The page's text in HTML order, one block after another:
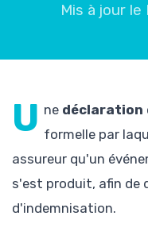
Mis à jour
U ne déclaration
formelle par
assureur qu'un
s'est produit, afin de
d'indemnisation.